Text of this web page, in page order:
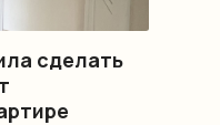
сделать